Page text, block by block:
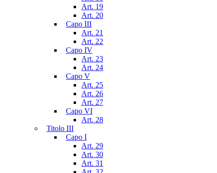
Art. 19
Art. 20
Capo III
Art. 21
Art. 22
Capo IV
Art. 23
Art. 24
Capo V
Art. 25
Art. 26
Art. 27
Capo VI
Art. 28
Titolo III
Capo I
Art. 29
Art. 30
Art. 31